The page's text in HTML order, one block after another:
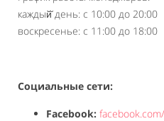
каждый̆ день: с 10:00 до 20:00
воскресенье: с 11:00 до 18:00
Социальные сети:
Facebook: